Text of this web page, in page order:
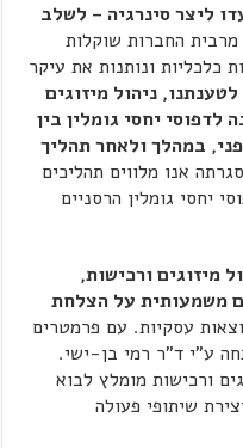
ליצר סינרגיה – לשלב
מרבית החברות שוקלות
כלכליות ונותנות את עיקר
לטענתנו, ניהול מיזוגים
לדפוסי יחסי גומלין בין
במהלך ולאחר תהליך
אנו מלווים תהליכים
יחסי גומלין הרסניים
מיזוגים ורכישות,
משמעותית על הצלחת
עסקיות. עם פרמטרים
ע"י ד"ר רמי בן-ישי.
ורכישות מומלץ לבוא
שיתופי פעולה